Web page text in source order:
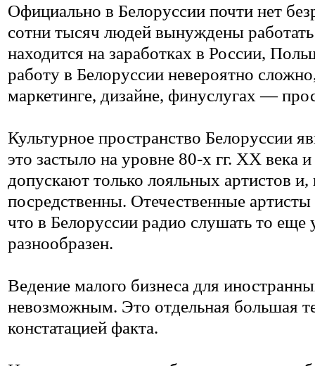
Официально в Белоруссии почти нет
сотни тысяч людей вынуждены
находится на заработках в России,
работу в Белоруссии невероятно
маркетинге, дизайне, финуслугах —
Культурное пространство Белоруссии
это застыло на уровне 80-х гг. XX
допускают только лояльных артистов
посредственны. Отечественные
что в Белоруссии радио слушать то
разнообразен.
Ведение малого бизнеса для
невозможным. Это отдельная большая
констатацией факта.